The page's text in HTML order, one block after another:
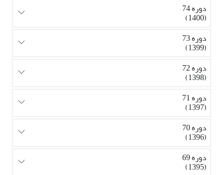
دوره 74
(1400)
دوره 73
(1399)
دوره 72
(1398)
دوره 71
(1397)
دوره 70
(1396)
دوره 69
(1395)